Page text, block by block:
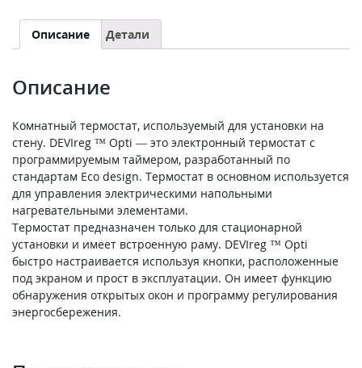
Описание Детали
Описание
Комнатный термостат, используемый для установки на
стену. DEVIreg ™ Opti — это электронный термостат с
программируемым таймером, разработанный по
стандартам Eco design. Термостат в основном используется
для управления электрическими напольными
нагревательными элементами.
Термостат предназначен только для стационарной
установки и имеет встроенную раму. DEVIreg ™ Opti
быстро настраивается используя кнопки, расположенные
под экраном и прост в эксплуатации. Он имеет функцию
обнаружения открытых окон и программу регулирования
энергосбережения.